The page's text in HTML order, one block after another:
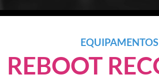
EQUIPAMENTOS
REBOOT